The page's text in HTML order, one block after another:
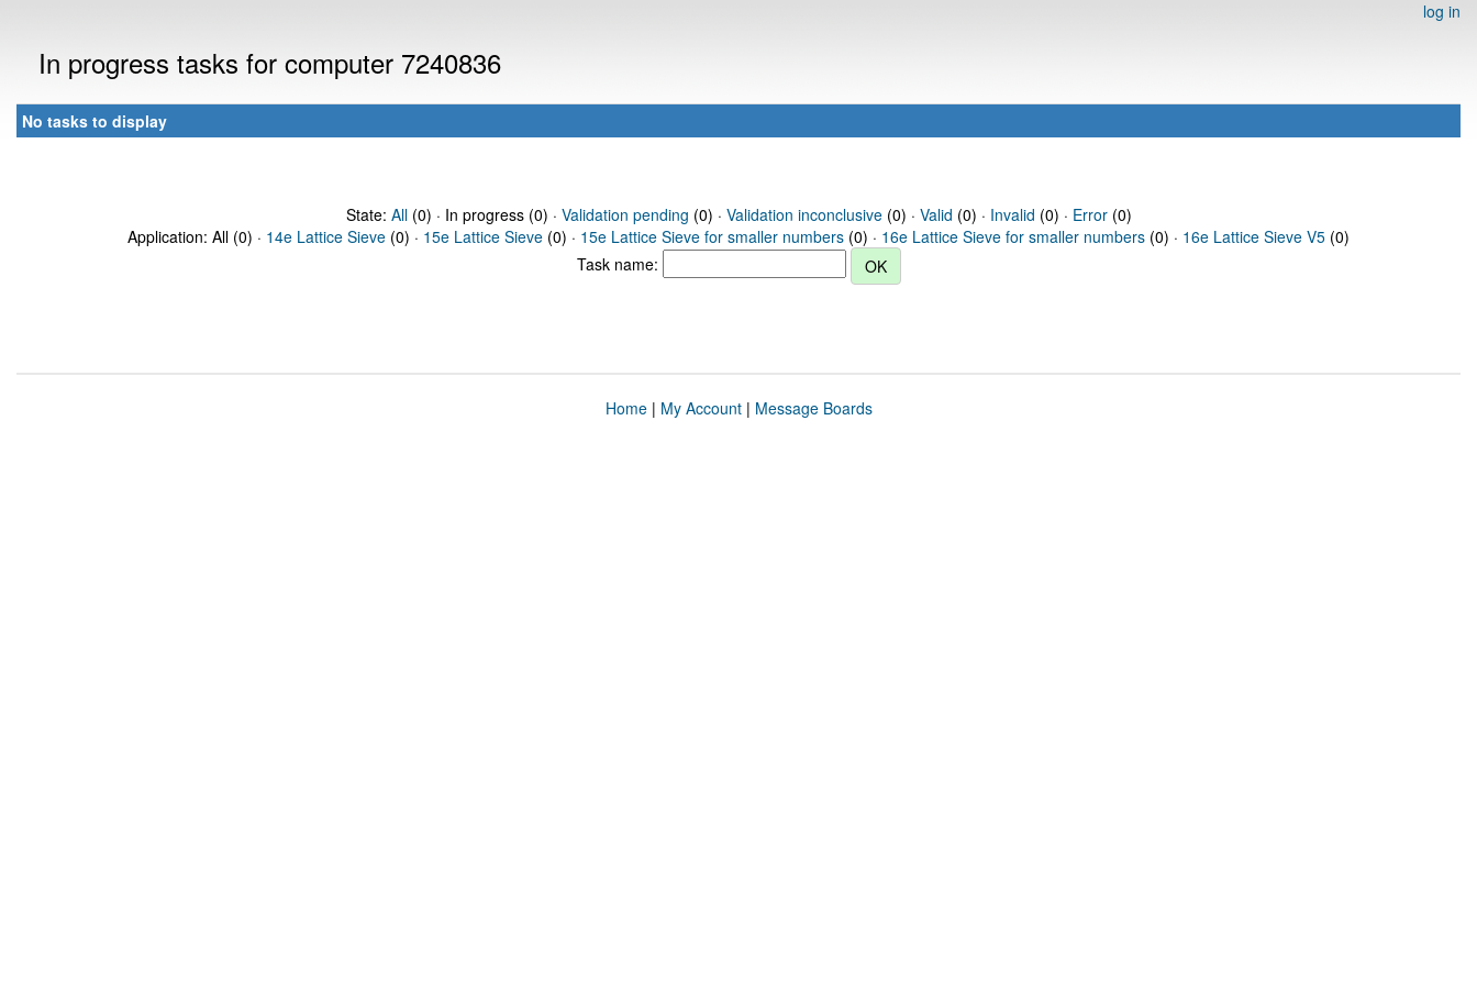
log in
In progress tasks for computer 7240836
No tasks to display
State: All(0) · In progress (0) · Validation pending (0) · Validation inconclusive(0) · Valid (0) · Invalid (0) · Error(0)
Application: All (0) · 14e Lattice Sieve (0) · 15e Lattice Sieve (0) · 15e Lattice Sieve for smaller numbers (0) · 16e Lattice Sieve for smaller numbers (0) · 16e Lattice Sieve V5 (0)
Task name:
Home| My Account| Message Boards